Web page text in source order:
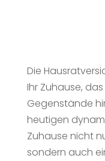
Die
Ihr Zuhause,
Gegenstände
heutigen
Zuhause nicht
sondern auch